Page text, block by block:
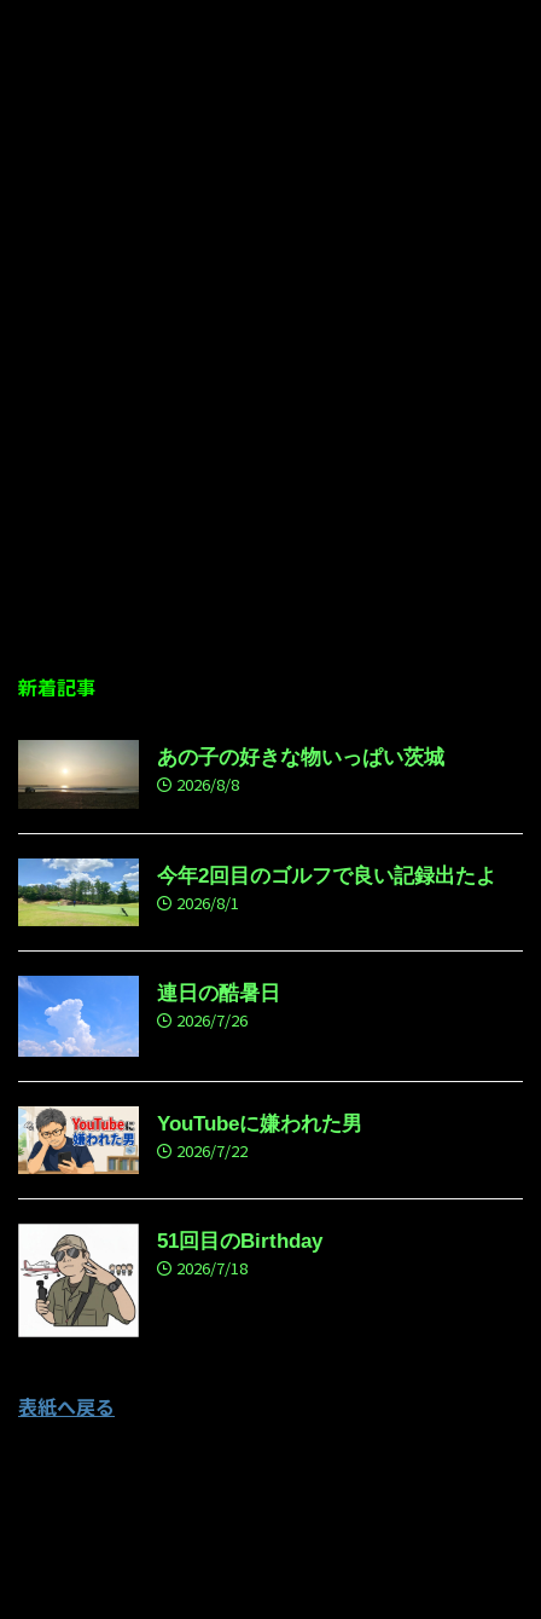
新着記事
あの子の好きな物いっぱい茨城
2026/8/8
今年2回目のゴルフで良い記録出たよ
2026/8/1
連日の酷暑日
2026/7/26
YouTubeに嫌われた男
2026/7/22
51回目のBirthday
2026/7/18
表紙へ戻る